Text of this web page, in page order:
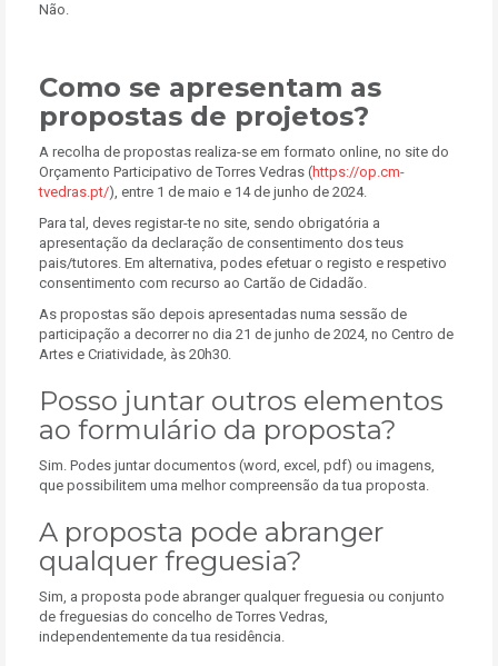
Não.
Como se apresentam as
propostas de projetos?
A recolha de propostas realiza-se em formato online, no site do
Orçamento Participativo de Torres Vedras (https://op.cm-
tvedras.pt/), entre 1 de maio e 14 de junho de 2024.
Para tal, deves registar-te no site, sendo obrigatória a
apresentação da declaração de consentimento dos teus
pais/tutores. Em alternativa, podes efetuar o registo e respetivo
consentimento com recurso ao Cartão de Cidadão.
As propostas são depois apresentadas numa sessão de
participação a decorrer no dia 21 de junho de 2024, no Centro de
Artes e Criatividade, às 20h30.
Posso juntar outros elementos
ao formulário da proposta?
Sim. Podes juntar documentos (word, excel, pdf) ou imagens,
que possibilitem uma melhor compreensão da tua proposta.
A proposta pode abranger
qualquer freguesia?
Sim, a proposta pode abranger qualquer freguesia ou conjunto
de freguesias do concelho de Torres Vedras,
independentemente da tua residência.